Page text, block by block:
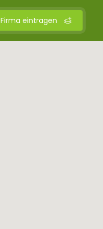
Firma eintragen